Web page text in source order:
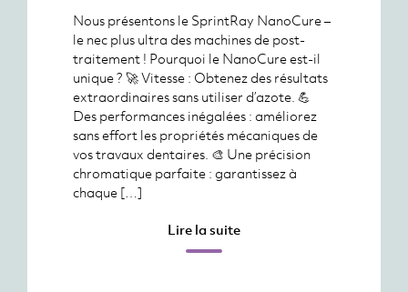
Nous présentons le SprintRay NanoCure –
le nec plus ultra des machines de post-
traitement ! Pourquoi le NanoCure est-il
unique ? 🚀 Vitesse : Obtenez des résultats
extraordinaires sans utiliser d’azote. 💪
Des performances inégalées : améliorez
sans effort les propriétés mécaniques de
vos travaux dentaires. 🎨 Une précision
chromatique parfaite : garantissez à
chaque […]
Lire la suite